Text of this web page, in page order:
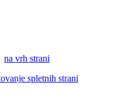
na vrh strani